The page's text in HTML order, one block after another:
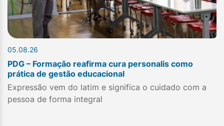
05.08.26
PDG – Formação reafirma cura personalis como
prática de gestão educacional
Expressão vem do latim e significa o cuidado com a
pessoa de forma integral